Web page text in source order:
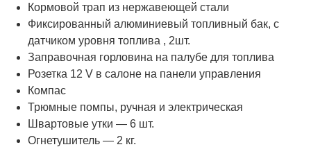
Кормовой трап из нержавеющей стали
Фиксированный алюминиевый топливный бак, с
датчиком уровня топлива , 2шт.
Заправочная горловина на палубе для топлива
Розетка 12 V в салоне на панели управления
Компас
Трюмные помпы, ручная и электрическая
Швартовые утки — 6 шт.
Огнетушитель — 2 кг.